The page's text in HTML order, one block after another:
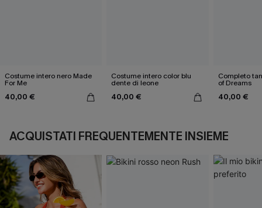
Costume intero nero Made
For Me
40,00 €
Costume intero color blu
dente di leone
40,00 €
Completo
of Dreams
40,00 €
ACQUISTATI FREQUENTEMENTE INSIEME